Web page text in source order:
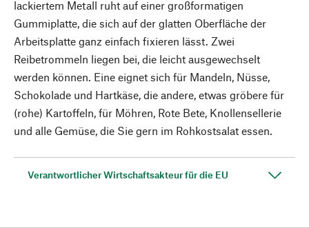
lackiertem Metall ruht auf einer großformatigen
Gummiplatte, die sich auf der glatten Oberfläche der
Arbeitsplatte ganz einfach fixieren lässt. Zwei
Reibetrommeln liegen bei, die leicht ausgewechselt
werden können. Eine eignet sich für Mandeln, Nüsse,
Schokolade und Hartkäse, die andere, etwas gröbere für
(rohe) Kartoffeln, für Möhren, Rote Bete, Knollensellerie
und alle Gemüse, die Sie gern im Rohkostsalat essen.
Verantwortlicher Wirtschaftsakteur für die EU